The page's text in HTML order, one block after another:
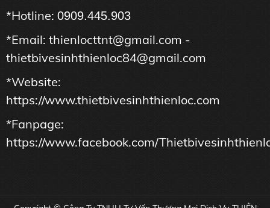
*Hotline: 0909.445.903
*Email: thienlocttnt@gmail.com -
thietbivesinhthienloc84@gmail.com
*Website:
https://www.thietbivesinhthienloc.com
*Fanpage:
https://www.facebook.com/